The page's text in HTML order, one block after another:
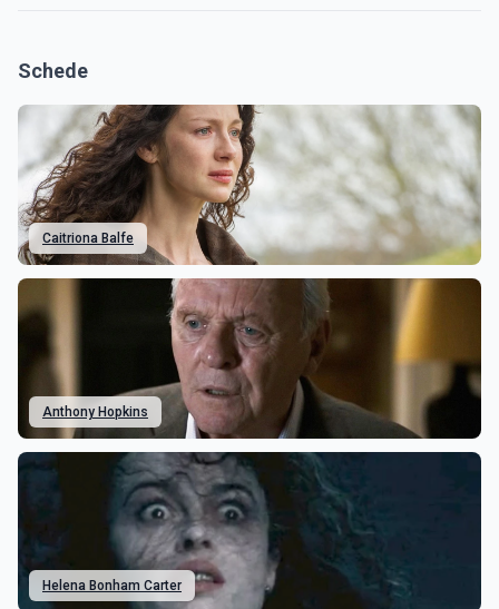
Schede
Caitriona Balfe
Anthony Hopkins
Helena Bonham Carter